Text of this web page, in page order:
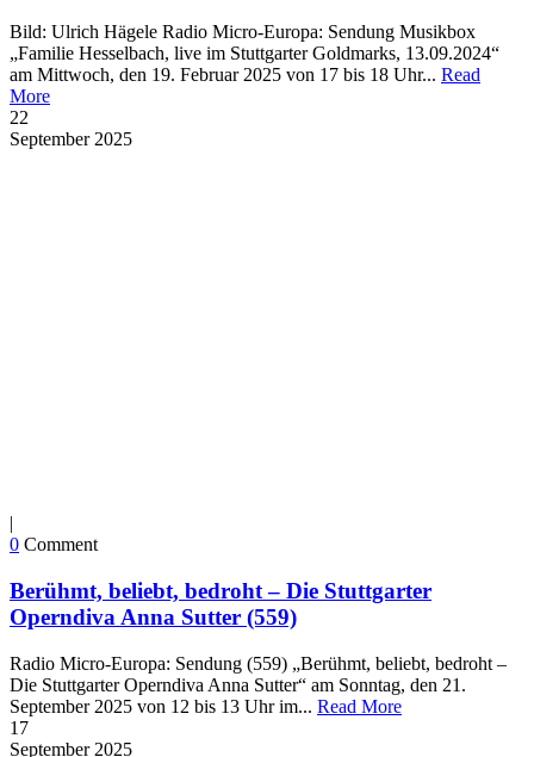
Bild: Ulrich Hägele Radio Micro-Europa: Sendung Musikbox
„Familie Hesselbach, live im Stuttgarter Goldmarks, 13.09.2024“
am Mittwoch, den 19. Februar 2025 von 17 bis 18 Uhr... Read
More
22
September 2025
|
0 Comment
Berühmt, beliebt, bedroht – Die Stuttgarter
Operndiva Anna Sutter (559)
Radio Micro-Europa: Sendung (559) „Berühmt, beliebt, bedroht –
Die Stuttgarter Operndiva Anna Sutter“ am Sonntag, den 21.
September 2025 von 12 bis 13 Uhr im... Read More
17
September 2025